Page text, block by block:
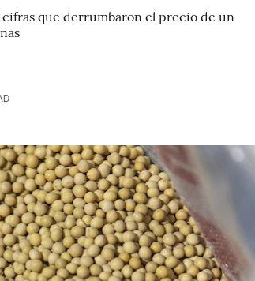
que derrumbaron el precio de un